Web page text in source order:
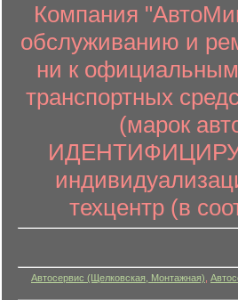
Компания
обслуживанию и
ни к
транспортных
(марок
техцентр (в
Автосервис (Щелковская, Монтажная)